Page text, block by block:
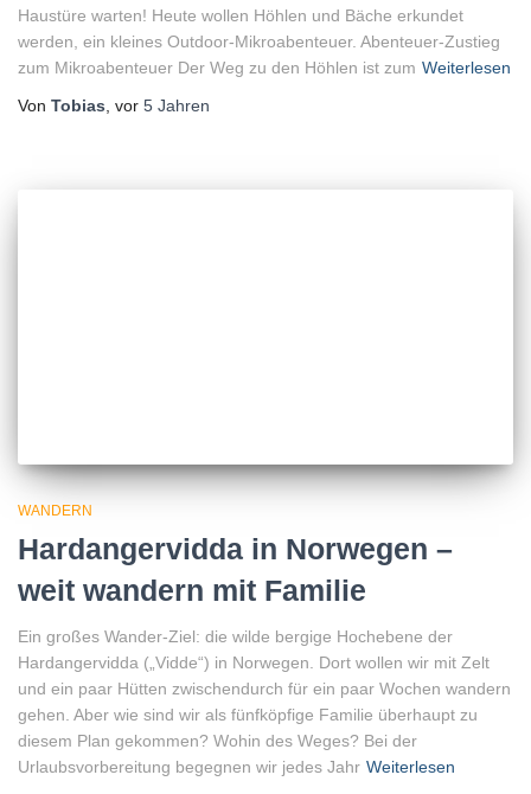
Haustüre warten! Heute wollen Höhlen und Bäche erkundet
werden, ein kleines Outdoor-Mikroabenteuer. Abenteuer-Zustieg
zum Mikroabenteuer Der Weg zu den Höhlen ist zum Weiterlesen
Von Tobias , vor 5 Jahren
WANDERN
Hardangervidda in Norwegen –
weit wandern mit Familie
Ein großes Wander-Ziel: die wilde bergige Hochebene der
Hardangervidda („Vidde“) in Norwegen. Dort wollen wir mit Zelt
und ein paar Hütten zwischendurch für ein paar Wochen wandern
gehen. Aber wie sind wir als fünfköpfige Familie überhaupt zu
diesem Plan gekommen? Wohin des Weges? Bei der
Urlaubsvorbereitung begegnen wir jedes Jahr Weiterlesen